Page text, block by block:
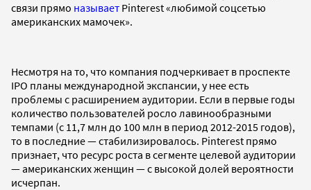
связи прямо называет Pinterest «любимой соцсетью
американских мамочек».
Несмотря на то, что компания подчеркивает в проспекте
IPO планы международной экспансии, у нее есть
проблемы с расширением аудитории. Если в первые годы
количество пользователей росло лавинообразными
темпами (с 11,7 млн до 100 млн в период 2012-2015 годов),
то в последние — стабилизировалось. Pinterest прямо
признает, что ресурс роста в сегменте целевой аудитории
— американских женщин — с высокой долей вероятности
исчерпан.